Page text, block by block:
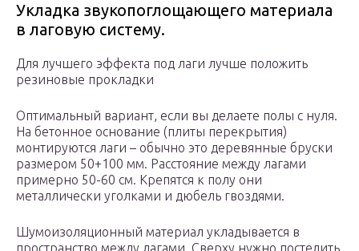
Укладка звукопоглощающего материала
в лаговую систему.
Для лучшего эффекта под лаги лучше положить
резиновые прокладки
Оптимальный вариант, если вы делаете полы с нуля.
На бетонное основание (плиты перекрытия)
монтируются лаги – обычно это деревянные бруски
размером 50+100 мм. Расстояние между лагами
примерно 50-60 см. Крепятся к полу они
металлически уголками и дюбель гвоздями.
Шумоизоляционный материал укладывается в
пространство между лагами. Сверху нужно постелить